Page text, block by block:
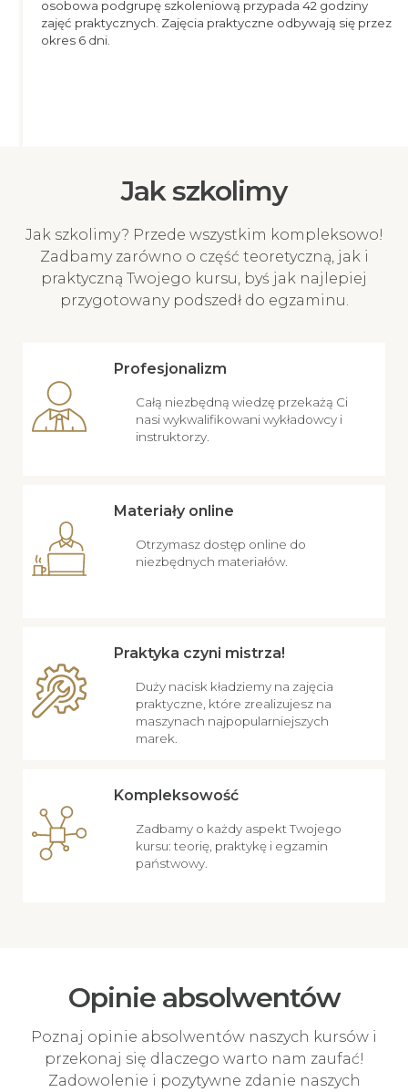
osobowa podgrupę szkoleniową przypada 42 godziny
zajęć praktycznych. Zajęcia praktyczne odbywają się przez
okres 6 dni.
Jak szkolimy
Jak szkolimy? Przede wszystkim kompleksowo!
Zadbamy zarówno o część teoretyczną, jak i
praktyczną Twojego kursu, byś jak najlepiej
przygotowany podszedł do egzaminu.
Profesjonalizm
Całą niezbędną wiedzę przekażą Ci
nasi wykwalifikowani wykładowcy i
instruktorzy.
Materiały online
Otrzymasz dostęp online do
niezbędnych materiałów.
Praktyka czyni mistrza!
Duży nacisk kładziemy na zajęcia
praktyczne, które zrealizujesz na
maszynach najpopularniejszych
marek.
Kompleksowość
Zadbamy o każdy aspekt Twojego
kursu: teorię, praktykę i egzamin
państwowy.
Opinie absolwentów
Poznaj opinie absolwentów naszych kursów i
przekonaj się dlaczego warto nam zaufać!
Zadowolenie i pozytywne zdanie naszych